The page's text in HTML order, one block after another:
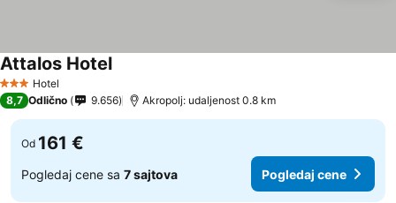
3 Zvezdice
Hotel
Attalos Hotel
8,7 Odlično 9.656 Akropolj: udaljenost 0.8 km
Od 161 €
Pogledaj cene sa 7 sajtova Pogledaj cene